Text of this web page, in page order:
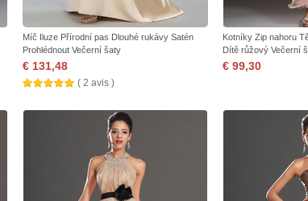
Míč Iluze Přírodní pas Dlouhé rukávy Satén
Prohlédnout Večerní šaty
€ 131,48
( 2 avis )
Kotníky Zip nahoru
Dítě růžový Večerní
€ 99,30